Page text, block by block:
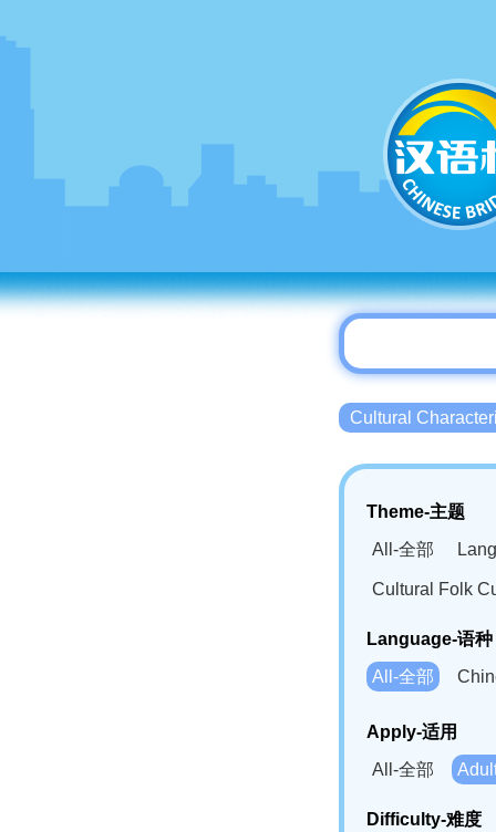
Cultural
Theme-主题
All-全部
Cultural Folk
Language-语种
All-全部
Bahasa
Swahili(SW)-
Apply-适用
All-全部
Difficulty-难度